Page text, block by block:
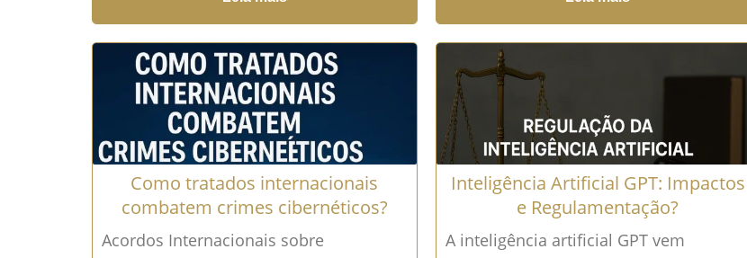
da mente humana, como marcas,
invenções,...Leia mais →
Leia mais →
Como tratados internacionais
combatem crimes cibernéticos?
Acordos Internacionais sobre
Inteligência Artificial GPT: Impactos
e Regulamentação?
A inteligência artificial GPT vem